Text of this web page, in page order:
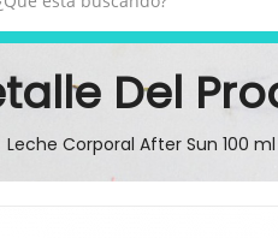
Del
Leche Corporal After Sun 100